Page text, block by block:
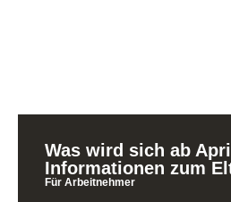
Was wird sich ab
Informationen zum
Für Arbeitnehmer